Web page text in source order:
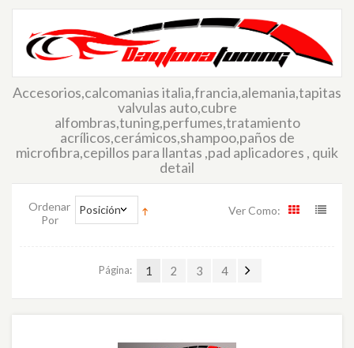
Accesorios,calcomanias italia,francia,alemania,tapitas
valvulas auto,cubre
alfombras,tuning,perfumes,tratamiento
acrílicos,cerámicos,shampoo,paños de
microfibra,cepillos para llantas ,pad aplicadores , quik
detail
Ordenar
Por
Posición Ver Como:
Página: 1 2 3 4